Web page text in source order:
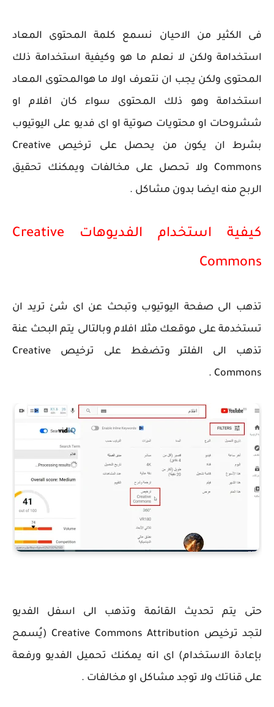
فى الكثير من الاحيان نسمع كلمة المحتوى المعاد
استخدامة ولكن لا نعلم ما هو وكيفية استخدامة ذلك
المحتوى ولكن يجب ان نتعرف اولا ما هوالمحتوى المعاد
استخدامة وهو ذلك المحتوى سواء كان افلام او
ششروحات او محتويات صوتية او اى فديو على اليوتيوب
بشرط ان يكون من يحصل على ترخيص Creative
Commons ولا تحصل على مخالفات ويمكنك تحقيق
الربح منه ايضا بدون مشاكل .
كيفية استخدام الفديوهات Creative
Commons
تذهب الى صفحة اليوتيوب وتبحث عن اى شئ تريد ان
تستخدمة على موقعك مثلا افلام وبالتالى يتم البحث عنة
تذهب الى الفلتر وتضغط على ترخيص Creative
Commons .
حتى يتم تحديث القائمة وتذهب الى اسفل الفديو
لتجد ترخيص Creative Commons Attribution (يُسمح
بإعادة الاستخدام) اى انه يمكنك تحميل الفديو ورفعة
على قناتك ولا توجد مشاكل او مخالفات .